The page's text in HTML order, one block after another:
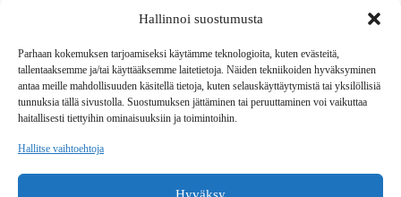
Hallinnoi suostumusta
Parhaan kokemuksen tarjoamiseksi käytämme teknologioita, kuten evästeitä,
tallentaaksemme ja/tai käyttääksemme laitetietoja. Näiden tekniikoiden hyväksyminen
antaa meille mahdollisuuden käsitellä tietoja, kuten selauskäyttäytymistä tai yksilöllisiä
tunnuksia tällä sivustolla. Suostumuksen jättäminen tai peruuttaminen voi vaikuttaa
haitallisesti tiettyihin ominaisuuksiin ja toimintoihin.
Hallitse vaihtoehtoja
Hyväksy
Tavarantoimitus / Maksutavat
Toimitustavat
Maksutavat
Vaihto ja palautus
Reklamaatiot